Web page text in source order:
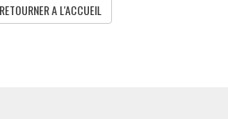
RETOURNER A L'ACCUEIL